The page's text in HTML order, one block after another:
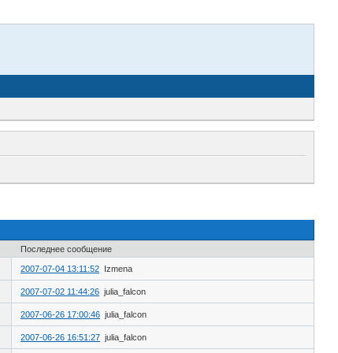
Последнее сообщение
2007-07-04 13:11:52 Izmena
2007-07-02 11:44:26 julia_falcon
2007-06-26 17:00:46 julia_falcon
2007-06-26 16:51:27 julia_falcon